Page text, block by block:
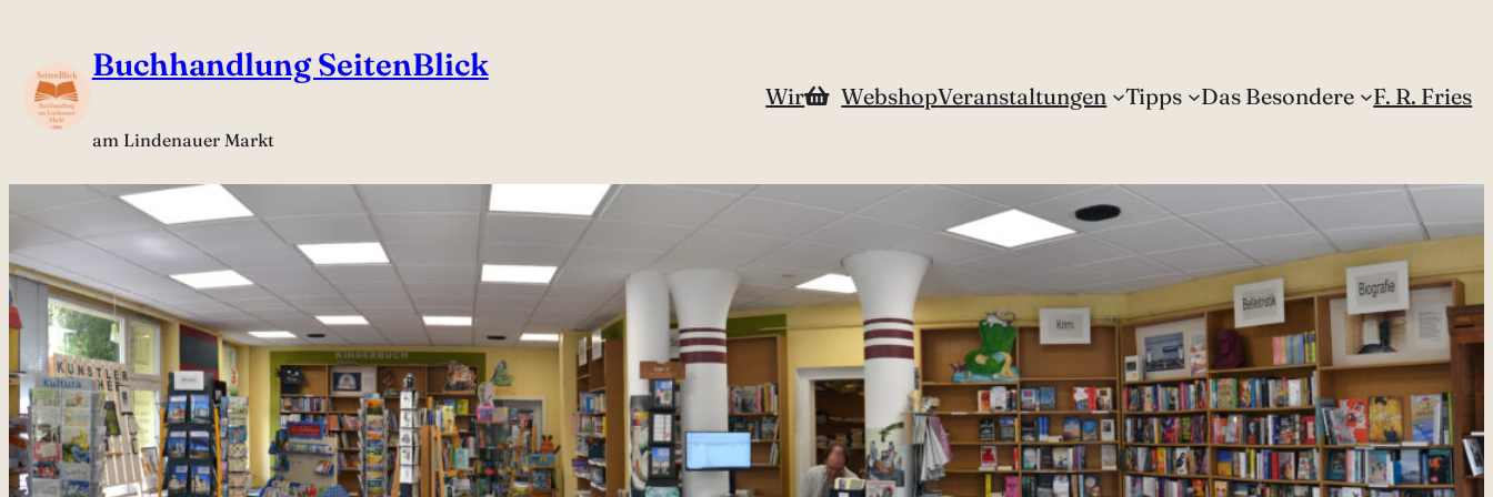
Inhalt
springen
Buchhandlung SeitenBlick
am Lindenauer Markt
Wir WebshopVeranstaltungen Tipps Das Besondere F. R. Fries